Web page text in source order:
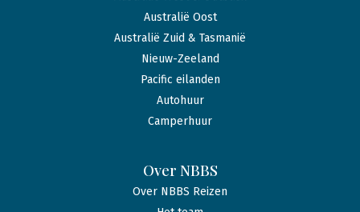
Australië Oost
Australië Zuid & Tasmanië
Nieuw-Zeeland
Pacific eilanden
Autohuur
Camperhuur
Over NBBS
Over NBBS Reizen